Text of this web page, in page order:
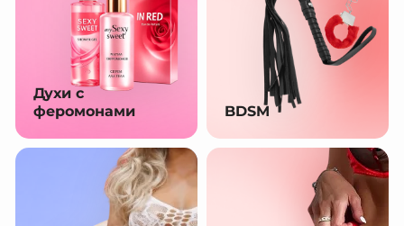
Духи с
феромонами
BDSM